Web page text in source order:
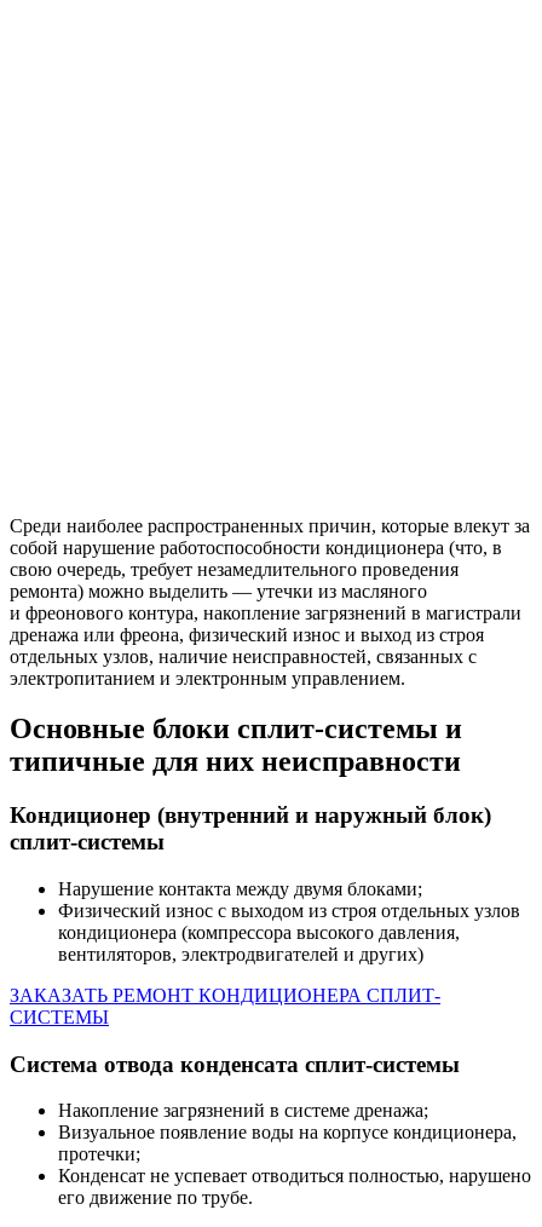
Среди наиболее распространенных причин, которые влекут за
собой нарушение работоспособности кондиционера (что, в
свою очередь, требует незамедлительного проведения
ремонта) можно выделить — утечки из масляного
и фреонового контура, накопление загрязнений в магистрали
дренажа или фреона, физический износ и выход из строя
отдельных узлов, наличие неисправностей, связанных с
электропитанием и электронным управлением.
Основные блоки сплит-системы и
типичные для них неисправности
Кондиционер (внутренний и наружный блок)
сплит-системы
Нарушение контакта между двумя блоками;
Физический износ с выходом из строя отдельных узлов
кондиционера (компрессора высокого давления,
вентиляторов, электродвигателей и других)
ЗАКАЗАТЬ РЕМОНТ КОНДИЦИОНЕРА СПЛИТ-
СИСТЕМЫ
Система отвода конденсата сплит-системы
Накопление загрязнений в системе дренажа;
Визуальное появление воды на корпусе кондиционера,
протечки;
Конденсат не успевает отводиться полностью, нарушено
его движение по трубе.